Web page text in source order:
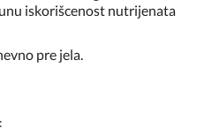
iskorišcenost nutrijenata
pre jela.